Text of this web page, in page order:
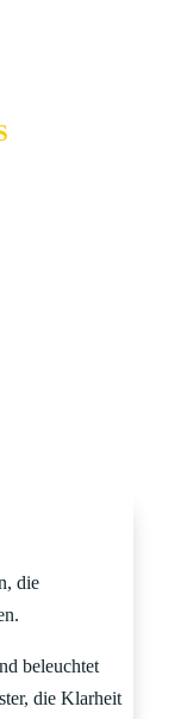
die
beleuchtet
die Klarheit